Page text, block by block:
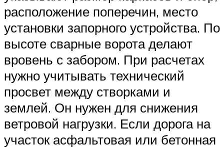
расположение поперечин, место
установки запорного устройства. По
высоте сварные ворота делают
вровень с забором. При расчетах
нужно учитывать технический
просвет между створками и
землей. Он нужен для снижения
ветровой нагрузки. Если дорога на
участок асфальтовая или бетонная